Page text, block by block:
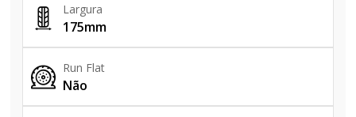
Largura
175mm
Run Flat
Não